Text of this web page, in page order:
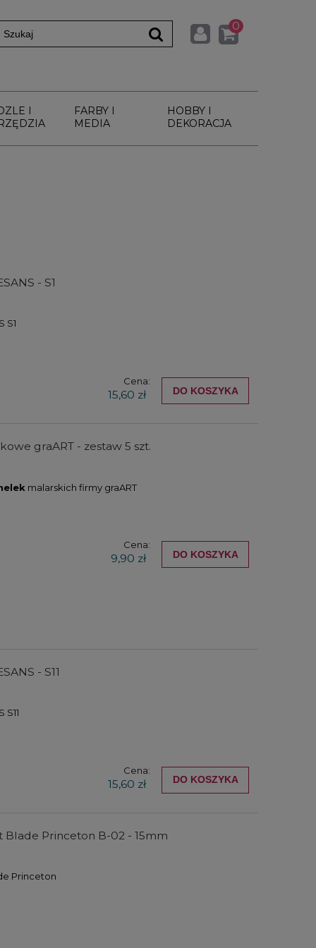
0
I
FARBY I
MEDIA
HOBBY I
DEKORACJA
Rozpuszczalnik do tuszu i
atramentu Kuretake Drop of
- S1
S1
Cena:
15,60 zł DO KOSZYKA
graART - zestaw 5 szt.
malarskich firmy graART
Cena:
9,90 zł DO KOSZYKA
- S11
Cena:
15,60 zł DO KOSZYKA
Blade Princeton B-02 - 15mm
Princeton